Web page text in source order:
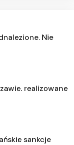
Nie
realizowane
sankcje